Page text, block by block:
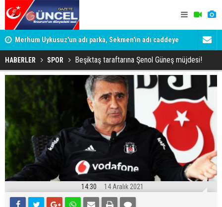
Merhum Uykusuz'un adı parka, Sekmen'in adı caddeye
verildi Gözaltına
HABERLER SPOR Beşiktaş taraftarına Şenol Güneş müjdesi!
14:30 14 Aralık 2021